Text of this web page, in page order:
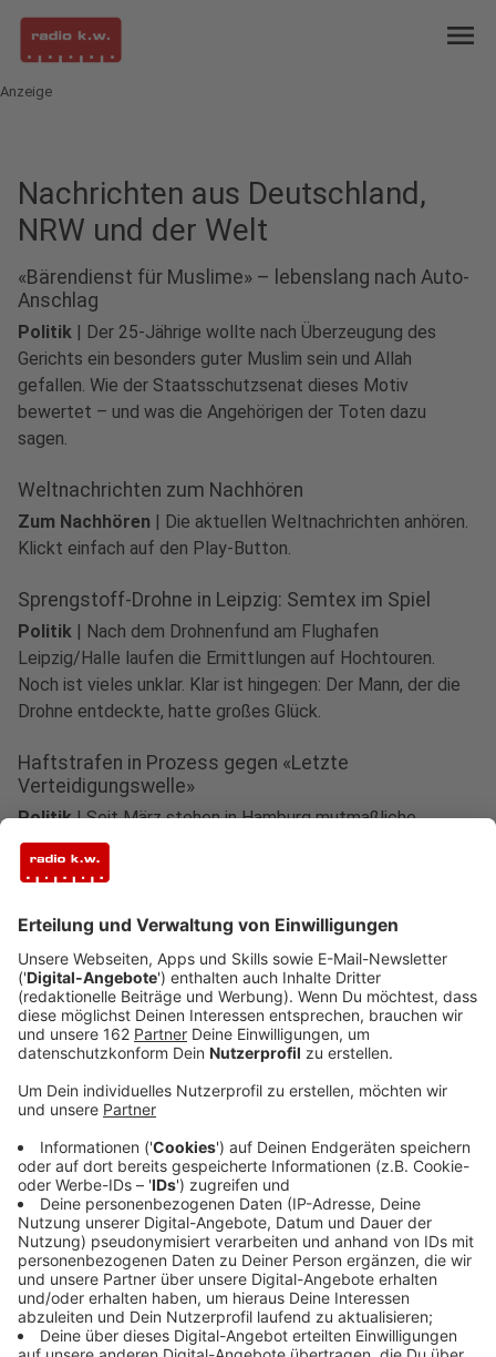
menu
Anzeige
Nachrichten aus Deutschland,
NRW und der Welt
«Bärendienst für Muslime» – lebenslang nach Auto-
Anschlag
Politik | Der 25-Jährige wollte nach Überzeugung des
Gerichts ein besonders guter Muslim sein und Allah
gefallen. Wie der Staatsschutzsenat dieses Motiv
bewertet – und was die Angehörigen der Toten dazu
sagen.
Weltnachrichten zum Nachhören
Zum Nachhören | Die aktuellen Weltnachrichten anhören.
Klickt einfach auf den Play-Button.
Sprengstoff-Drohne in Leipzig: Semtex im Spiel
Politik | Nach dem Drohnenfund am Flughafen
Leipzig/Halle laufen die Ermittlungen auf Hochtouren.
Noch ist vieles unklar. Klar ist hingegen: Der Mann, der die
Drohne entdeckte, hatte großes Glück.
Haftstrafen in Prozess gegen «Letzte
Verteidigungswelle»
Politik|Seit März stehen in Hamburg mutmaßliche
Mitglieder der rechten Terrorgruppe «Letzte
Verteidigungswelle» vor Gericht. Weil sie so jung sind, ohne
Dobrindt nennt Drohnen-Vorfall «hybrides
Anschlagsszenario»
Politik|Eine mit Sprengstoff versehene Drohne löst
Alarm auf einem deutschen Flughafen aus. Mögliche Täter
nennt der Bundesinnenminister zwar nicht – er glaubt aber
zu wissen, worum es den Drahtziehern geht.
Hilfe für Infantino aus dem Weißen Haus? «Frei
erfunden»
Sport|Gianni Infantino und Donald Trump: eine Bromance?
Der angezählte FIFA-Boss soll US-Hilfe gesucht, aber nicht
gefunden haben. In einer Mail wendet sich der FIFA-
Generalsekretär an die Belegschaft.
Weitere Gespräche zwischen Israel und Libanon in
Rom